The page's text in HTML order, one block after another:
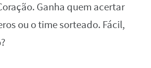
Ganha quem acertar
ou o time sorteado. Fácil,